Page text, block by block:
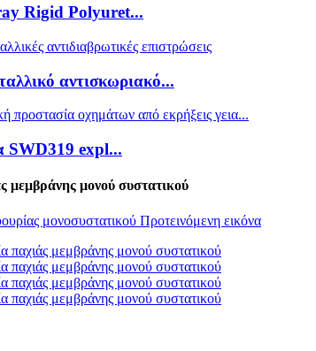
Rigid Polyuret...
αντισκωριακό...
SWD319 expl...
μεμβράνης μονού συστατικού